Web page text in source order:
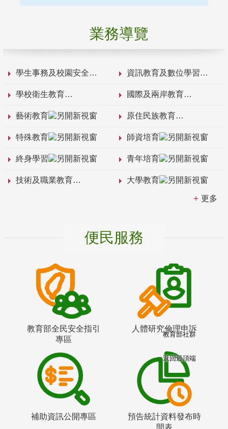
業務導覽
學生事務及校園安全 資訊教育及數位學習
學校衛生教育 國際及兩岸教育
藝術教育 原住民族教育
特殊教育 師資培育
終身學習 青年培育
技術及職業教育 大學教育
更多
便民服務
教育部全民安全指引
專區
人體研究倫理申訴
補助資訊公開專區
預告統計資料發布時
間表
教育部社群
返回最頂端